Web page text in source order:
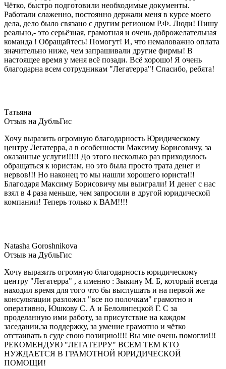
Чётко, быстро подготовили необходимые документы.
Работали слаженно, постоянно держали меня в курсе моего
дела, дело было связано с другим регионом Р.Ф. Люди! Пишу
реально,- это серьёзная, грамотная и очень доброжелательная
команда ! Обращайтесь! Помогут! И, что немаловажно оплата
значительно ниже, чем запрашивали другие фирмы! В
настоящее время у меня всё позади. Всё хорошо! Я очень
благодарна всем сотрудникам "Легатерра"! Спасибо, ребята!
Татьяна
Отзыв на ДубльГис
Хочу выразить огромную благодарность Юридическому
центру Легатерра, а в особенности Максиму Борисовичу, за
оказанные услуги!!!!! До этого несколько раз приходилось
обращаться к юристам, но это была просто трата денег и
нервов!!! Но наконец то мы нашли хорошего юриста!!!
Благодаря Максиму Борисовичу мы выиграли! И денег с нас
взял в 4 раза меньше, чем запросили в другой юридической
компании! Теперь только к ВАМ!!!!
Natasha Goroshnikova
Отзыв на ДубльГис
Хочу выразить огромную благодарность юридическому
центру "Легатерра" , а именно : Зыкину М. Б, который всегда
находил время для того что бы выслушать и на первой же
консультации разложил "все по полочкам" грамотно и
оперативно, Юшкову С. А и Белолипецкой Г. С за
проделанную ими работу, за присутствие на каждом
заседании,за поддержку, за умение грамотно и чётко
отстаивать в суде свою позицию!!!! Вы мне очень помогли!!!
РЕКОМЕНДУЮ "ЛЕГАТЕРРУ" ВСЕМ ТЕМ КТО
НУЖДАЕТСЯ В ГРАМОТНОЙ ЮРИДИЧЕСКОЙ
ПОМОЩИ!